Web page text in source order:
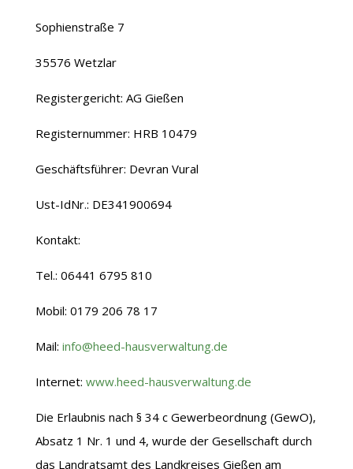
Sophienstraße 7
35576 Wetzlar
Registergericht: AG Gießen
Registernummer: HRB 10479
Geschäftsführer: Devran Vural
Ust-IdNr.: DE341900694
Kontakt:
Tel.: 06441 6795 810
Mobil: 0179 206 78 17
Mail: info@heed-hausverwaltung.de
Internet: www.heed-hausverwaltung.de
Die Erlaubnis nach § 34 c Gewerbeordnung (GewO),
Absatz 1 Nr. 1 und 4, wurde der Gesellschaft durch
das Landratsamt des Landkreises Gießen am